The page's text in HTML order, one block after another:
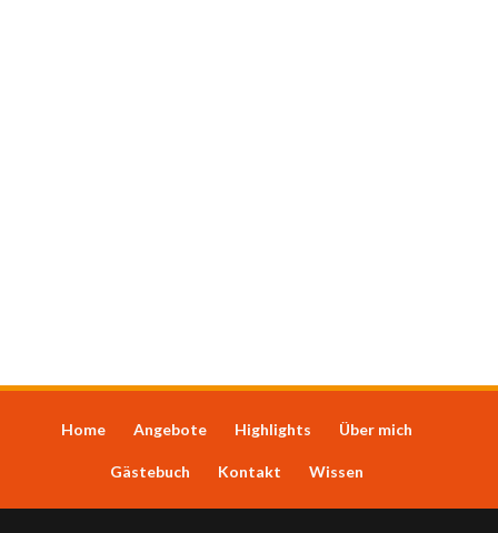
Home Angebote Highlights Über mich
Gästebuch Kontakt Wissen